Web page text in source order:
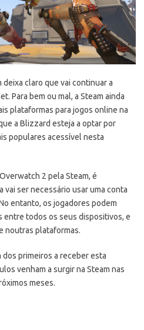
claro que vai continuar a
Para bem ou mal, a Steam ainda
plataformas para jogos online na
a Blizzard esteja a optar por
populares acessível nesta
2 pela Steam, é
ser necessário usar uma conta
entanto, os jogadores podem
entre todos os seus dispositivos, e
noutras plataformas.
primeiros a receber esta
venham a surgir na Steam nas
meses.